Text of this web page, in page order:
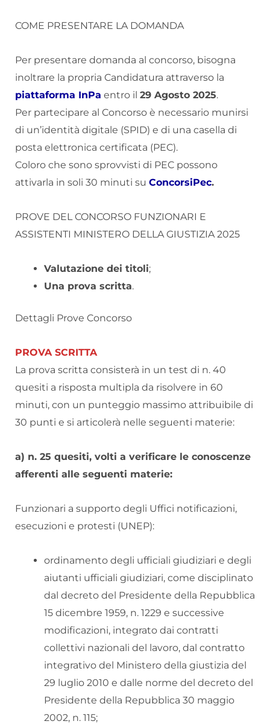
COME PRESENTARE LA DOMANDA
Per presentare domanda al concorso, bisogna
inoltrare la propria Candidatura attraverso la
piattaforma InPa entro il 29 Agosto 2025.
Per partecipare al Concorso è necessario munirsi
di un’identità digitale (SPID) e di una casella di
posta elettronica certificata (PEC).
Coloro che sono sprovvisti di PEC possono
attivarla in soli 30 minuti su ConcorsiPec.
PROVE DEL CONCORSO FUNZIONARI E
ASSISTENTI MINISTERO DELLA GIUSTIZIA 2025
Valutazione dei titoli;
Una prova scritta.
Dettagli Prove Concorso
PROVA SCRITTA
La prova scritta consisterà in un test di n. 40
quesiti a risposta multipla da risolvere in 60
minuti, con un punteggio massimo attribuibile di
30 punti e si articolerà nelle seguenti materie:
a) n. 25 quesiti, volti a verificare le conoscenze
afferenti alle seguenti materie:
Funzionari a supporto degli Uffici notificazioni,
esecuzioni e protesti (UNEP):
ordinamento degli ufficiali giudiziari e degli
aiutanti ufficiali giudiziari, come disciplinato
dal decreto del Presidente della Repubblica
15 dicembre 1959, n. 1229 e successive
modificazioni, integrato dai contratti
collettivi nazionali del lavoro, dal contratto
integrativo del Ministero della giustizia del
29 luglio 2010 e dalle norme del decreto del
Presidente della Repubblica 30 maggio
2002, n. 115;